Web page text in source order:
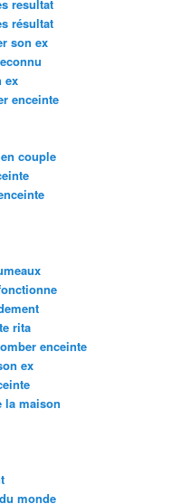
resultat
résultat
son ex
ex
enceinte
couple
rita
enceinte
ex
la maison
monde